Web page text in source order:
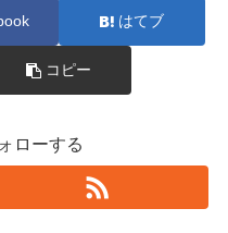
はてブ
コピー
ローする